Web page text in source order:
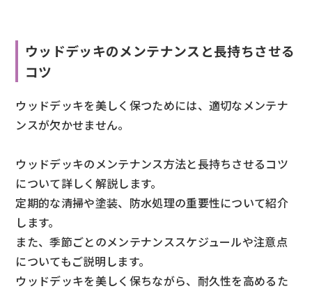
ウッドデッキのメンテナンスと長持ちさせる
コツ
ウッドデッキを美しく保つためには、適切なメンテナ
ンスが欠かせません。
ウッドデッキのメンテナンス方法と長持ちさせるコツ
について詳しく解説します。
定期的な清掃や塗装、防水処理の重要性について紹介
します。
また、季節ごとのメンテナンススケジュールや注意点
についてもご説明します。
ウッドデッキを美しく保ちながら、耐久性を高めるた